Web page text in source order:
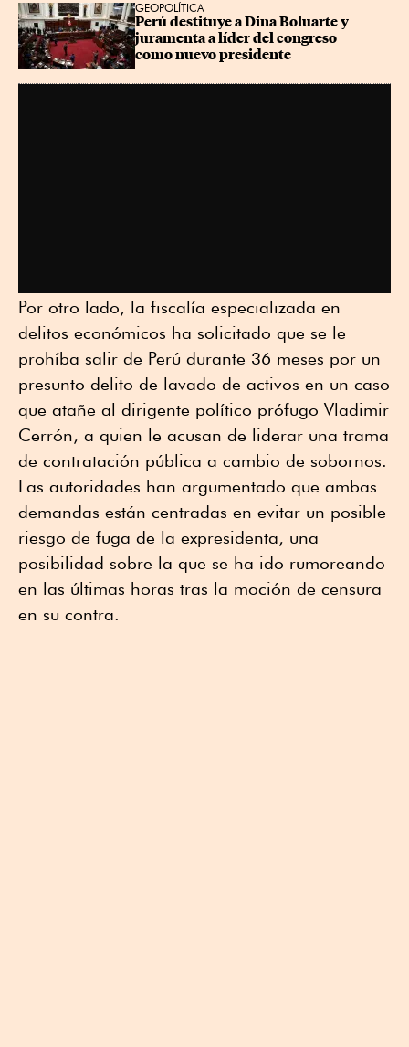
GEOPOLÍTICA
Perú destituye a Dina Boluarte y
juramenta a líder del congreso
como nuevo presidente
Por otro lado, la fiscalía especializada en
delitos económicos ha solicitado que se le
prohíba salir de Perú durante 36 meses por un
presunto delito de lavado de activos en un caso
que atañe al dirigente político prófugo Vladimir
Cerrón, a quien le acusan de liderar una trama
de contratación pública a cambio de sobornos.
Las autoridades han argumentado que ambas
demandas están centradas en evitar un posible
riesgo de fuga de la expresidenta, una
posibilidad sobre la que se ha ido rumoreando
en las últimas horas tras la moción de censura
en su contra.